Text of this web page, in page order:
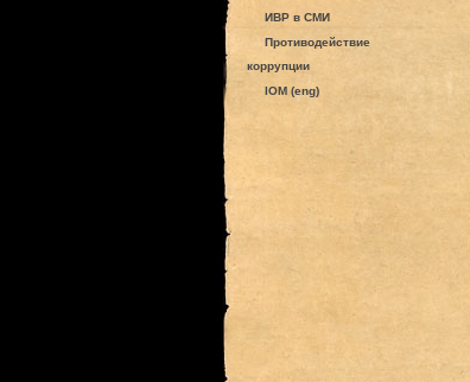
ИВР в СМИ
Противодействие
коррупции
IOM (eng)